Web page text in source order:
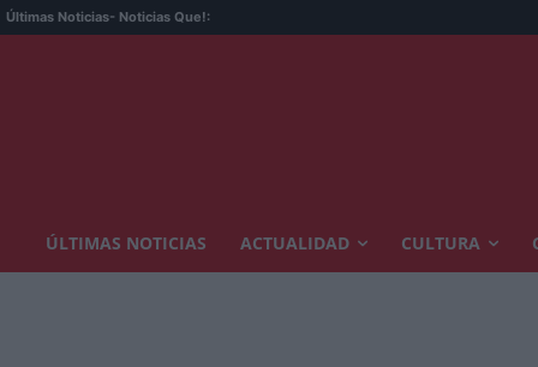
Últimas Noticias- Noticias Que!:
ÚLTIMAS NOTICIAS ACTUALIDAD CULTURA